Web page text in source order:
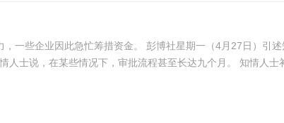
一些企业因此急忙筹措资金。 彭博社星期一（4月27日）引
审批一年期及以上债券及贷款额度，如今需时四至六个月，约为以往的两倍。知